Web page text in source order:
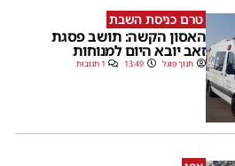
טרם כניסת השבת
האסון הקשה: תושב פסגת
זאב יובא היום למנוחות
חנוך פוגל 13:49 1 תגובות